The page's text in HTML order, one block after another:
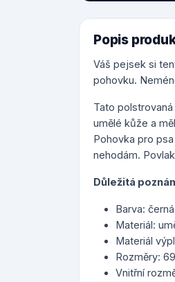
Popis
Váš pejsek si
pohovku.
Tato
umělé kůže a
Pohovka pro
nehodám.
Důležitá
Barva:
Materiál:
Materiál
Rozměry:
Vnitřní